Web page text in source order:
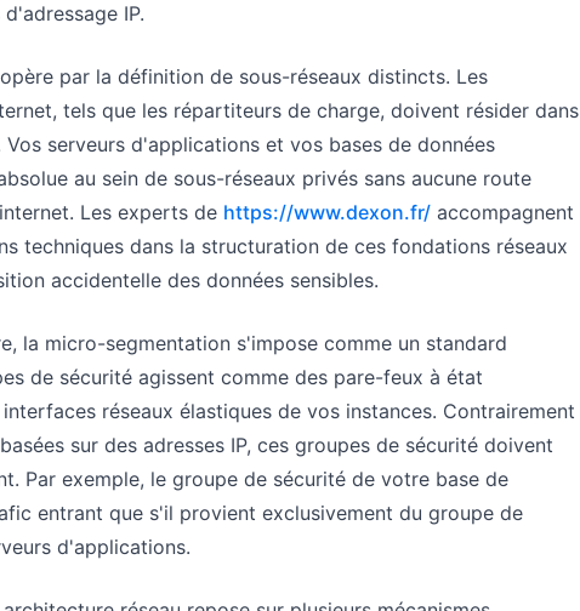
IP.
par la définition de sous-réseaux distincts. Les
tels que les répartiteurs de charge, doivent résider dans
serveurs d'applications et vos bases de données
au sein de sous-réseaux privés sans aucune route
Les experts de https://www.dexon.fr/ accompagnent
techniques dans la structuration de ces fondations réseaux
accidentelle des données sensibles.
la micro-segmentation s'impose comme un standard
de sécurité agissent comme des pare-feux à état
réseaux élastiques de vos instances. Contrairement
sur des adresses IP, ces groupes de sécurité doivent
Par exemple, le groupe de sécurité de votre base de
entrant que s'il provient exclusivement du groupe de
d'applications.